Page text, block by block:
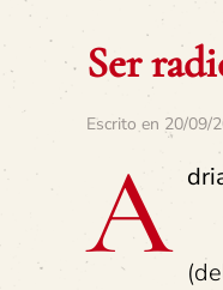
Ser
Escrito en 20/09/
A